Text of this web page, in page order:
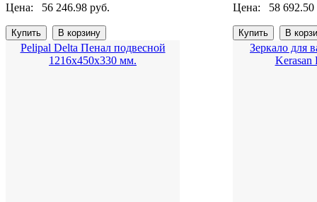
Цена: 56 246.98 руб. Цена: 58 692.50
Pelipal Delta Пенал подвесной
1216х450х330 мм.
Зеркало для
Kerasan